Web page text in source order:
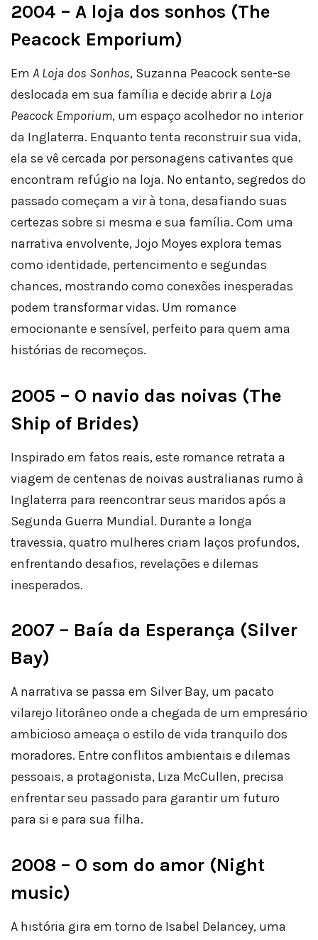
2004 – A loja dos sonhos (The
Peacock Emporium)
Em A Loja dos Sonhos, Suzanna Peacock sente-se
deslocada em sua família e decide abrir a Loja
Peacock Emporium, um espaço acolhedor no interior
da Inglaterra. Enquanto tenta reconstruir sua vida,
ela se vê cercada por personagens cativantes que
encontram refúgio na loja. No entanto, segredos do
passado começam a vir à tona, desafiando suas
certezas sobre si mesma e sua família. Com uma
narrativa envolvente, Jojo Moyes explora temas
como identidade, pertencimento e segundas
chances, mostrando como conexões inesperadas
podem transformar vidas. Um romance
emocionante e sensível, perfeito para quem ama
histórias de recomeços.
2005 – O navio das noivas (The
Ship of Brides)
Inspirado em fatos reais, este romance retrata a
viagem de centenas de noivas australianas rumo à
Inglaterra para reencontrar seus maridos após a
Segunda Guerra Mundial. Durante a longa
travessia, quatro mulheres criam laços profundos,
enfrentando desafios, revelações e dilemas
inesperados.
2007 – Baía da Esperança (Silver
Bay)
A narrativa se passa em Silver Bay, um pacato
vilarejo litorâneo onde a chegada de um empresário
ambicioso ameaça o estilo de vida tranquilo dos
moradores. Entre conflitos ambientais e dilemas
pessoais, a protagonista, Liza McCullen, precisa
enfrentar seu passado para garantir um futuro
para si e para sua filha.
2008 – O som do amor (Night
music)
A história gira em torno de Isabel Delancey, uma